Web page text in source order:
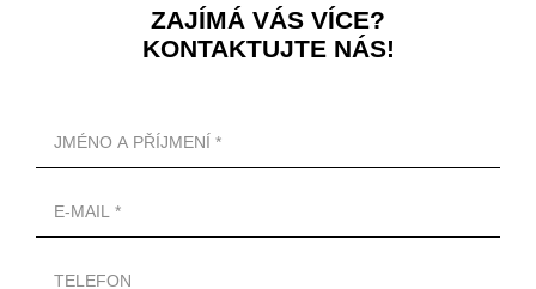
ZAJÍMÁ VÁS VÍCE?
KONTAKTUJTE NÁS!